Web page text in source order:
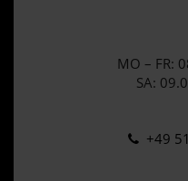
MO – FR:
SA:
+49